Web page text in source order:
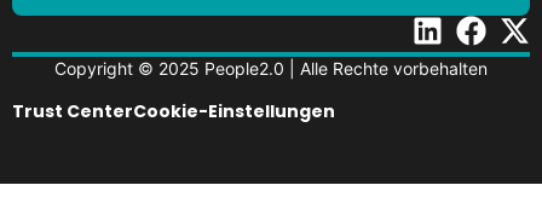
Copyright © 2025 People2.0 | Alle Rechte vorbehalten
Trust CenterCookie-Einstellungen